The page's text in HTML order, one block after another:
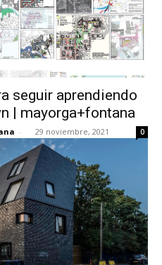
seguir aprendiendo
| mayorga+fontana
- 29 noviembre, 2021 0